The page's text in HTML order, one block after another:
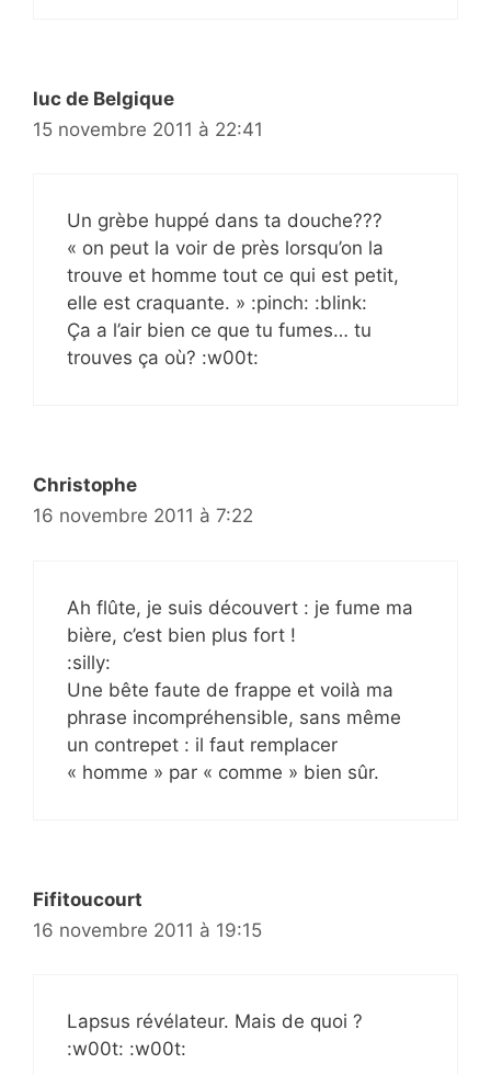
luc de Belgique
15 novembre 2011 à 22:41
Un grèbe huppé dans ta douche???
« on peut la voir de près lorsqu’on la
trouve et homme tout ce qui est petit,
elle est craquante. » :pinch: :blink:
Ça a l’air bien ce que tu fumes… tu
trouves ça où? :w00t:
Christophe
16 novembre 2011 à 7:22
Ah flûte, je suis découvert : je fume ma
bière, c’est bien plus fort !
:silly:
Une bête faute de frappe et voilà ma
phrase incompréhensible, sans même
un contrepet : il faut remplacer
« homme » par « comme » bien sûr.
Fifitoucourt
16 novembre 2011 à 19:15
Lapsus révélateur. Mais de quoi ?
:w00t: :w00t: